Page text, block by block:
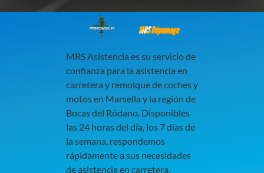
MRS Dépannage
MRS Asistencia es su servicio de
confianza para la asistencia en
carretera y remolque de coches y
motos en Marsella y la región de
Bocas del Ródano. Disponibles
las 24 horas del día, los 7 días de
la semana, respondemos
rápidamente a sus necesidades
de asistencia en carretera,